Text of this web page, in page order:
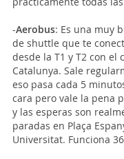
-Aerobus: Es una muy
de shuttle que te
desde la T1 y T2 con el
Catalunya. Sale
eso pasa cada 5
cara pero vale la pena
y las esperas son
paradas en Plaça
Universitat. Funciona